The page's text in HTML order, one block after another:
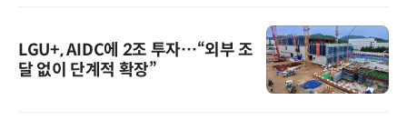
LGU+, AIDC에 2조 투자…“외부 조
달 없이 단계적 확장”